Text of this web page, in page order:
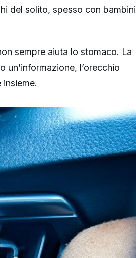
del solito, spesso con bambini
sempre aiuta lo stomaco. La
l’orecchio